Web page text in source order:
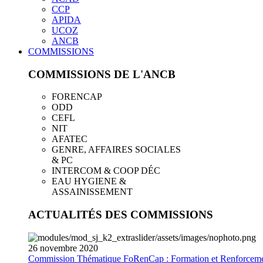
CCP
APIDA
UCOZ
ANCB
COMMISSIONS
COMMISSIONS DE L'ANCB
FORENCAP
ODD
CEFL
NIT
AFATEC
GENRE, AFFAIRES SOCIALES
& PC
INTERCOM & COOP DÉC
EAU HYGIENE &
ASSAINISSEMENT
ACTUALITÉS DES COMMISSIONS
26 novembre 2020
Commission Thématique FoRenCap : Formation et